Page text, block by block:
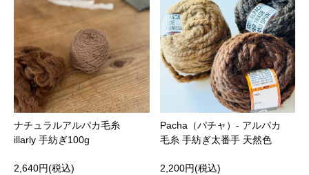
ナチュラルアルパカ毛糸
illarly 手紡ぎ100g
2,640円(税込)
Pacha（パチャ）- アルパカ
毛糸 手紡ぎ太番手 天然色
2,200円(税込)